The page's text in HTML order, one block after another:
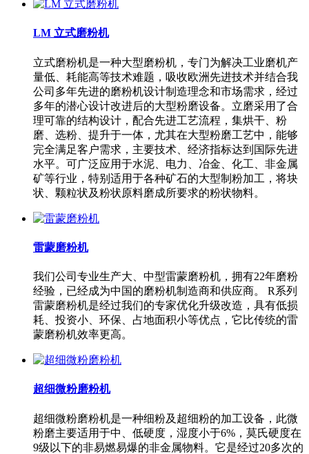
LM 立式磨粉机
立式磨粉机是一种大型磨粉机，专门为解决工业磨机产
量低、耗能高等技术难题，吸收欧洲先进技术并结合我
公司多年先进的磨粉机设计制造理念和市场需求，经过
多年的潜心设计改进后的大型粉磨设备。立磨采用了合
理可靠的结构设计，配合先进工艺流程，集烘干、粉
磨、选粉、提升于一体，尤其在大型粉磨工艺中，能够
完全满足客户需求，主要技术、经济指标达到国际先进
水平。可广泛应用于水泥、电力、冶金、化工、非金属
矿等行业，特别适用于各种矿石的大型制粉加工，将块
状、颗粒状及粉状原料磨成所要求的粉状物料。
雷蒙磨粉机
我们公司专业生产大、中型雷蒙磨粉机，拥有22年磨粉
经验，已经成为中国的磨粉机制造商和供应商。 R系列
雷蒙磨粉机是经过我们的专家优化升级改造，具有低损
耗、投资小、环保、占地面积小等优点，它比传统的雷
蒙磨粉机效率更高。
超细微粉磨粉机
超细微粉磨粉机是一种细粉及超细粉的加工设备，此微
粉磨主要适用于中、低硬度，湿度小于6%，莫氏硬度在
9级以下的非易燃易爆的非金属物料。它是经过20多次的